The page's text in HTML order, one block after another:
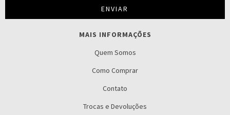
MAIS INFORMAÇÕES
Quem Somos
Como Comprar
Contato
Trocas e Devoluções